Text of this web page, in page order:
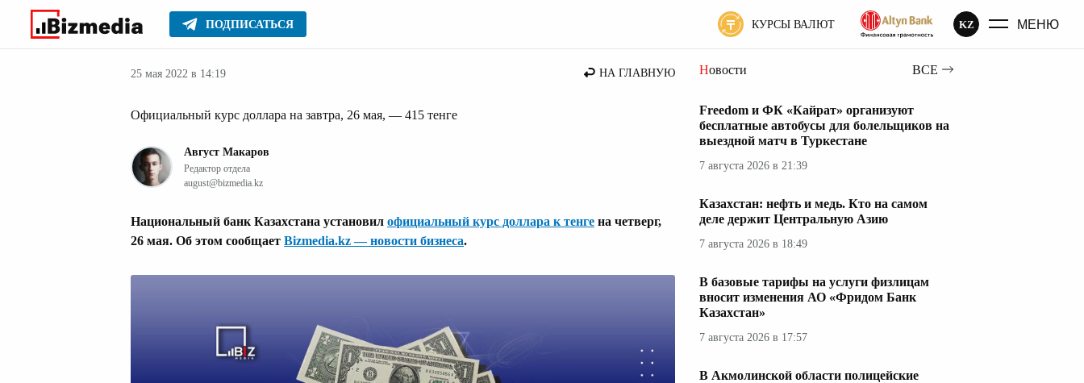
ПОДПИСАТЬСЯ КУРСЫ ВАЛЮТ KZ МЕНЮ
Главное Новости Финансовые новости Казахстана
25 мая 2022 в 14:19 НА ГЛАВНУЮ
Официальный курс доллара на завтра, 26 мая, — 415 тенге
Август Макаров
Редактор отдела
august@bizmedia.kz
Национальный банк Казахстана установил официальный курс доллара к тенге на четверг,
26 мая. Об этом сообщает Bizmedia.kz — новости бизнеса.
Новости ВСЕ
Freedom и ФК «Кайрат» организуют
бесплатные автобусы для болельщиков на
выездной матч в Туркестане
7 августа 2026 в 21:39
Казахстан: нефть и медь. Кто на самом
деле держит Центральную Азию
7 августа 2026 в 18:49
В базовые тарифы на услуги физлицам
вносит изменения АО «Фридом Банк
Казахстан»
7 августа 2026 в 17:57
В Акмолинской области полицейские